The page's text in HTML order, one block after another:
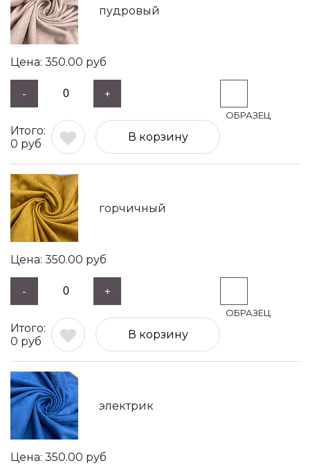
пудровый
350.00 руб
- +
0 руб
В корзину
горчичный
350.00 руб
- +
0 руб
В корзину
электрик
350.00 руб